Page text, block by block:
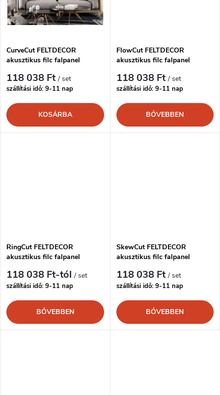
e
z
é
s
e
t
á
j
a
CurveCut FELTDECOR
akusztikus filc falpanel
118 038 Ft/ set
szállítási idő: 9-11 nap
KOSÁRBA
FlowCut FELTDECOR
akusztikus filc falpanel
118 038 Ft/ set
szállítási idő: 9-11 nap
BŐVEBBEN
RingCut FELTDECOR
akusztikus filc falpanel
118 038 Ft-tól/ set
szállítási idő: 9-11 nap
BŐVEBBEN
SkewCut FELTDECOR
akusztikus filc falpanel
118 038 Ft/ set
szállítási idő: 9-11 nap
BŐVEBBEN